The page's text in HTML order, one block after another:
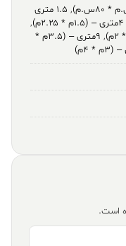
,
۱.۵ متری
۴متری – (۱.۵م * ۲.۲۵م)
,
,
۹متری – (۳.۵م *
است.